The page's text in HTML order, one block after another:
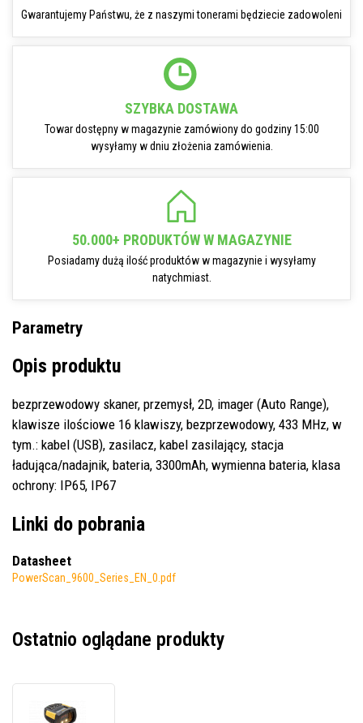
Gwarantujemy Państwu, że z naszymi tonerami będziecie zadowoleni
SZYBKA DOSTAWA
Towar dostępny w magazynie zamówiony do godziny 15:00
wysyłamy w dniu złożenia zamówienia.
50.000+ PRODUKTÓW W MAGAZYNIE
Posiadamy dużą ilość produktów w magazynie i wysyłamy
natychmiast.
Parametry
Opis produktu
bezprzewodowy skaner, przemysł, 2D, imager (Auto Range),
klawisze ilościowe 16 klawiszy, bezprzewodowy, 433 MHz, w
tym.: kabel (USB), zasilacz, kabel zasilający, stacja
ładująca/nadajnik, bateria, 3300mAh, wymienna bateria, klasa
ochrony: IP65, IP67
Linki do pobrania
Datasheet
PowerScan_9600_Series_EN_0.pdf
Ostatnio oglądane produkty